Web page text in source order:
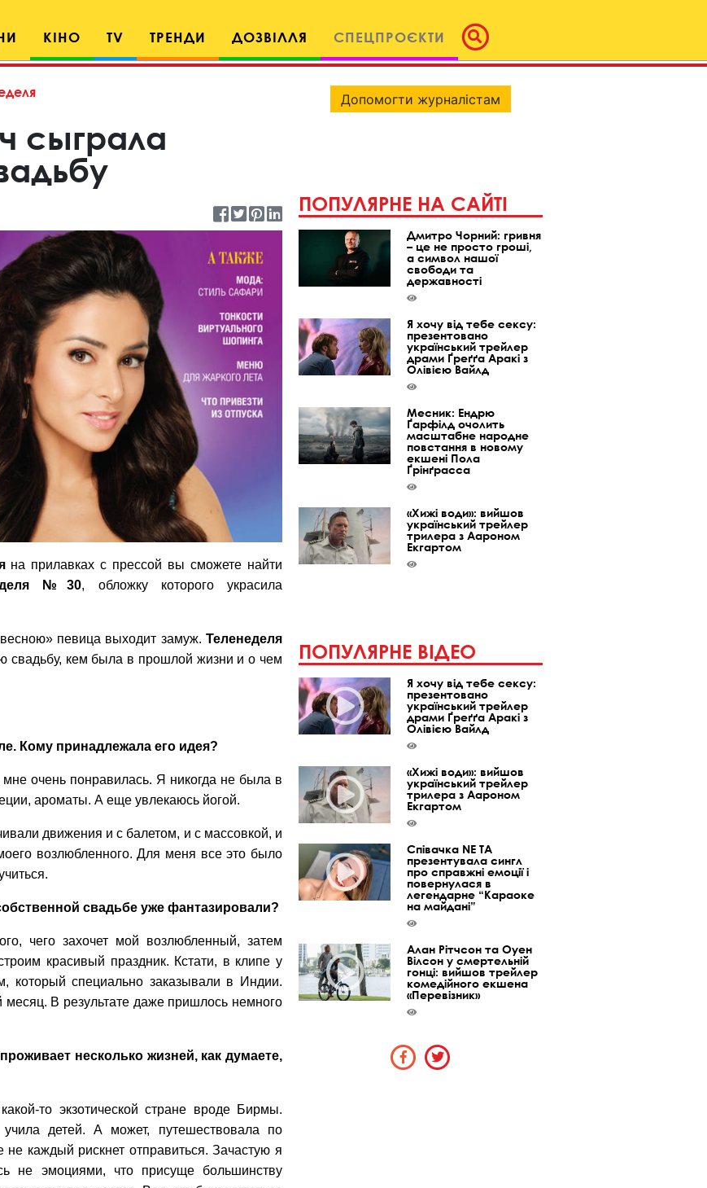
КІНО TV ТРЕНДИ ДОЗВІЛЛЯ СПЕЦПРОЄКТИ
сыграла
на прилавках с прессой вы сможете найти
№30, обложку которого украсила
певица выходит замуж. Теленеделя
свадьбу, кем была в прошлой жизни и о чем
Кому принадлежала его идея?
мне очень понравилась. Я никогда не была в
ароматы. А еще увлекаюсь йогой.
движения и с балетом, и с массовкой, и
возлюбленного. Для меня все это было
свадьбе уже фантазировали?
чего захочет мой возлюбленный, затем
красивый праздник. Кстати, в клипе у
который специально заказывали в Индии.
В результате даже пришлось немного
несколько жизней, как думаете,
то экзотической стране вроде Бирмы.
детей. А может, путешествовала по
каждый рискнет отправиться. Зачастую я
не эмоциями, что присуще большинству
Допомогти журналістам
ПОПУЛЯРНЕ НА САЙТІ
Дмитро Чорний: гривня
– це не просто гроші,
а символ нашої
свободи та
державності
Я хочу від тебе сексу:
презентовано
український трейлер
драми Ґреґґа Аракі з
Олівією Вайлд
Месник: Ендрю
Ґарфілд очолить
масштабне народне
повстання в новому
екшені Пола
Ґрінґрасса
«Хижі води»: вийшов
український трейлер
трилера з Аароном
Екгартом
ПОПУЛЯРНЕ ВІДЕО
Я хочу від тебе сексу:
презентовано
український трейлер
драми Ґреґґа Аракі з
Олівією Вайлд
«Хижі води»: вийшов
український трейлер
трилера з Аароном
Екгартом
Співачка NE TA
презентувала сингл
про справжні емоції і
повернулася в
легендарне “Караоке
на майдані”
Алан Рітчсон та Оуен
Вілсон у смертельній
гонці: вийшов трейлер
комедійного екшена
«Перевізник»